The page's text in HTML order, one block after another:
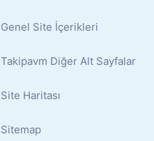
Genel Site İçerikleri
Takipavm Diğer Alt Sayfalar
Site Haritası
Sitemap